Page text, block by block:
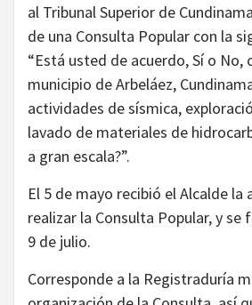
al Tribunal Superior de
de una Consulta Popular con la
“Está usted de acuerdo, Sí o No,
municipio de Arbeláez,
actividades de sísmica,
lavado de materiales de
a gran escala?”.
El 5 de mayo recibió el Alcalde la
realizar la Consulta Popular, y se
9 de julio.
Corresponde a la Registraduría